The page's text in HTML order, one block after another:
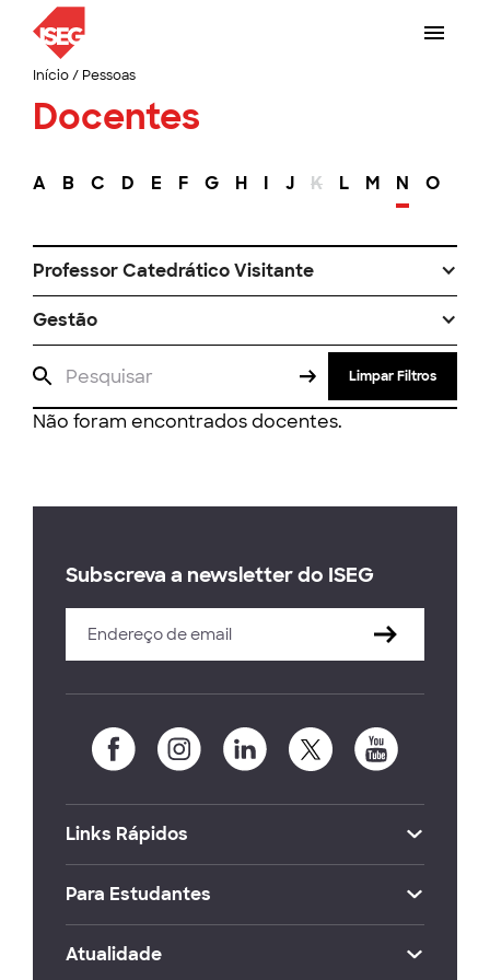
Início/ Pessoas
Docentes
A B C D E F G H I J K L M N O
Professor Catedrático Visitante
Gestão
Limpar Filtros
Não foram encontrados docentes.
Subscreva a newsletter do ISEG
Links Rápidos
Para Estudantes
Atualidade